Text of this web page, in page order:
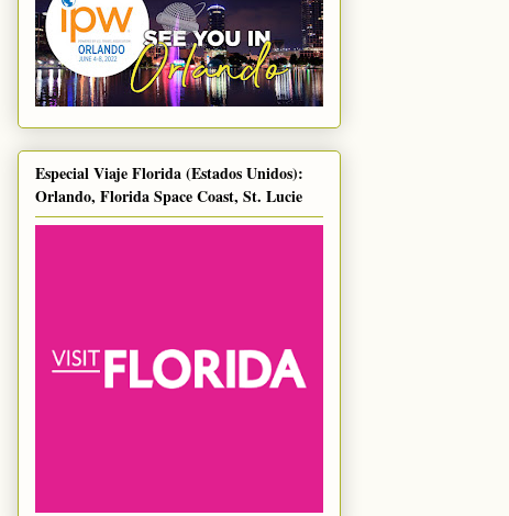
Especial Viaje Florida (Estados Unidos):
Orlando, Florida Space Coast, St. Lucie